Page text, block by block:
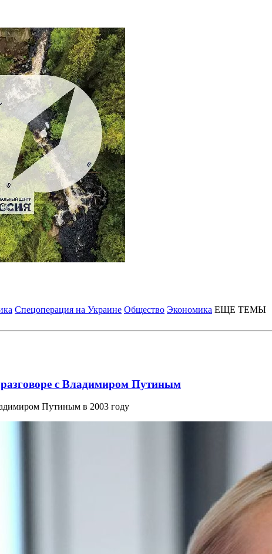
Спецоперация на Украине Общество Экономика ЕЩЕ ТЕМЫ
с Владимиром Путиным
Путиным в 2003 году